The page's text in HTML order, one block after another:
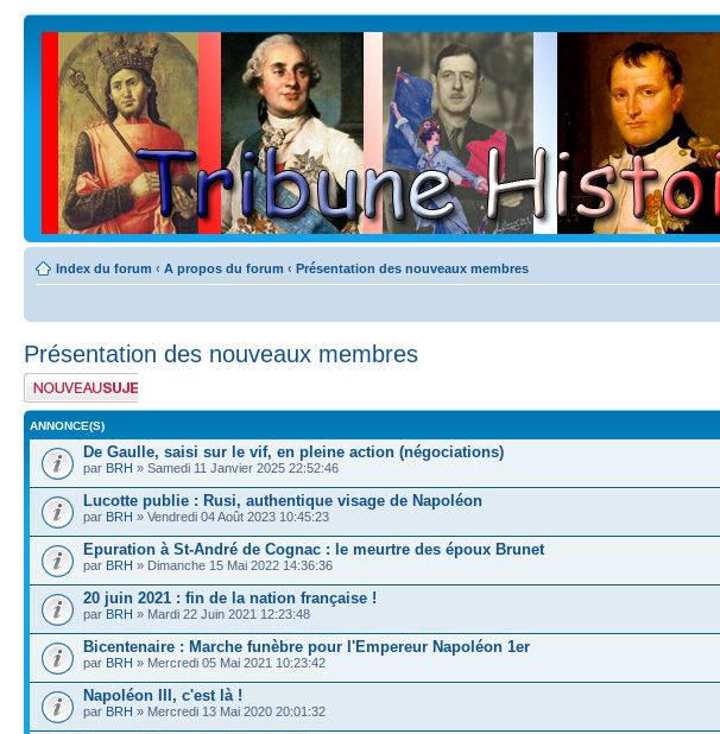
Index du forum ‹ A propos du forum ‹ Présentation des nouveaux membres
Présentation des nouveaux membres
Publier un nouveau
sujet
ANNONCE(S)
De Gaulle, saisi sur le vif, en pleine action (négociations)
par BRH » Samedi 11 Janvier 2025 22:52:46
Lucotte publie : Rusi, authentique visage de Napoléon
par BRH » Vendredi 04 Août 2023 10:45:23
Epuration à St-André de Cognac : le meurtre des époux Brunet
par BRH » Dimanche 15 Mai 2022 14:36:36
20 juin 2021 : fin de la nation française !
par BRH » Mardi 22 Juin 2021 12:23:48
Bicentenaire : Marche funèbre pour l'Empereur Napoléon 1er
par BRH » Mercredi 05 Mai 2021 10:23:42
Napoléon III, c'est là !
par BRH » Mercredi 13 Mai 2020 20:01:32